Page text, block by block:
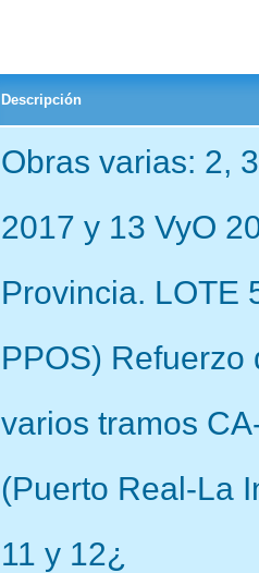
Descripción
Obras varias: 2,
2017 y 13 VyO
Provincia. LOTE
PPOS) Refuerzo
varios tramos
(Puerto Real-La
11 y 12¿